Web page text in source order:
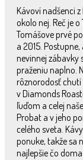
Kávoví nadšenci
okolo nej. Reč je
Tomášove prvé
a 2015.
nevinnej zábavky
praženiu naplno.
rôznorodosť chutí
v Diamonds
ľuďom a celej
Probat a v jeho
celého sveta.
ponuke, takže sa
najlepšie čo